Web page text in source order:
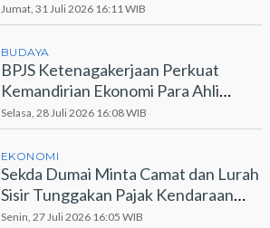
Jumat, 31 Juli 2026 16:11 WIB
BUDAYA
BPJS Ketenagakerjaan Perkuat
Kemandirian Ekonomi Para Ahli
Waris Lewat Program PEKA
Selasa, 28 Juli 2026 16:08 WIB
EKONOMI
Sekda Dumai Minta Camat dan Lurah
Sisir Tunggakan Pajak Kendaraan
Bermotor
Senin, 27 Juli 2026 16:05 WIB